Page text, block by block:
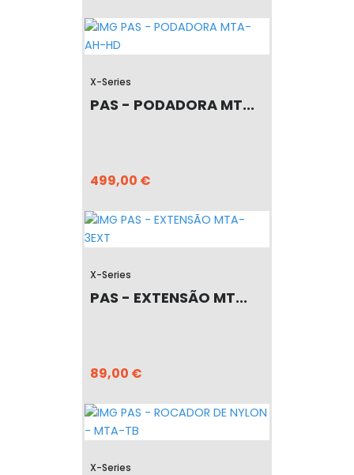
X-Series
PAS - PODADORA MT...
499,00 €
X-Series
PAS - EXTENSÃO MT...
89,00 €
X-Series